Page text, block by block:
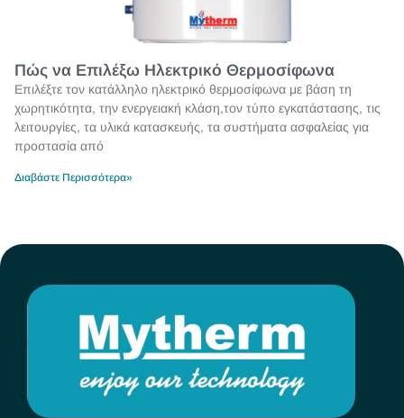
Πώς να Επιλέξω Ηλεκτρικό Θερμοσίφωνα
Επιλέξτε τον κατάλληλο ηλεκτρικό θερμοσίφωνα με βάση τη
χωρητικότητα, την ενεργειακή κλάση,τον τύπο εγκατάστασης, τις
λειτουργίες, τα υλικά κατασκευής, τα συστήματα ασφαλείας για
προστασία από
Διαβάστε Περισσότερα»